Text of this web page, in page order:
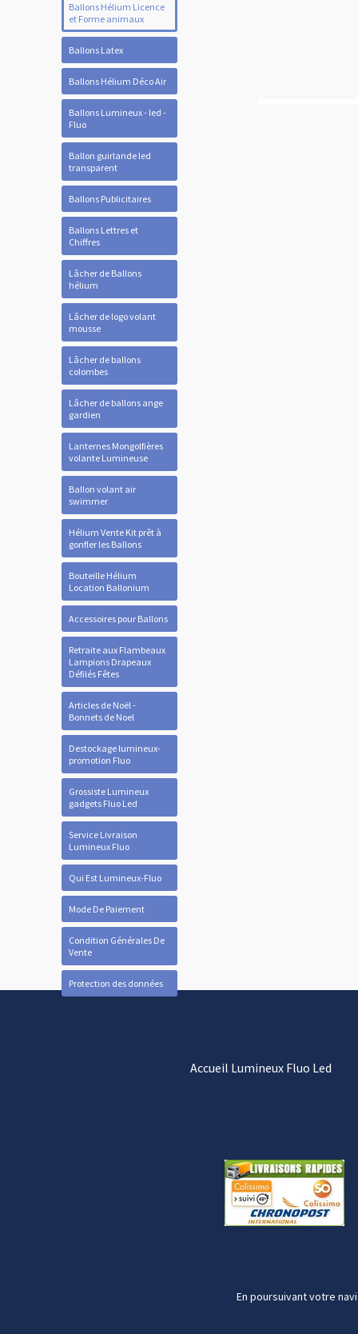
Ballons Hélium Licence
et Forme animaux
Ballons Latex
Ballons Hélium Déco Air
Ballons Lumineux - led -
Fluo
Ballon guirlande led
transparent
Ballons Publicitaires
Ballons Lettres et
Chiffres
Lâcher de Ballons
hélium
Lâcher de logo volant
mousse
Lâcher de ballons
colombes
Lâcher de ballons ange
gardien
Lanternes Mongolfières
volante Lumineuse
Ballon volant air
swimmer
Hélium Vente Kit prêt à
gonfler les Ballons
Bouteille Hélium
Location Ballonium
Accessoires pour Ballons
Retraite aux Flambeaux
Lampions Drapeaux
Défilés Fêtes
Articles de Noël -
Bonnets de Noel
Destockage lumineux-
promotion Fluo
Grossiste Lumineux
gadgets Fluo Led
Service Livraison
Lumineux Fluo
Qui Est Lumineux-Fluo
Mode De Paiement
Condition Générales De
Vente
Protection des données
Accueil Lumineux Fluo Led
En poursuivant votre